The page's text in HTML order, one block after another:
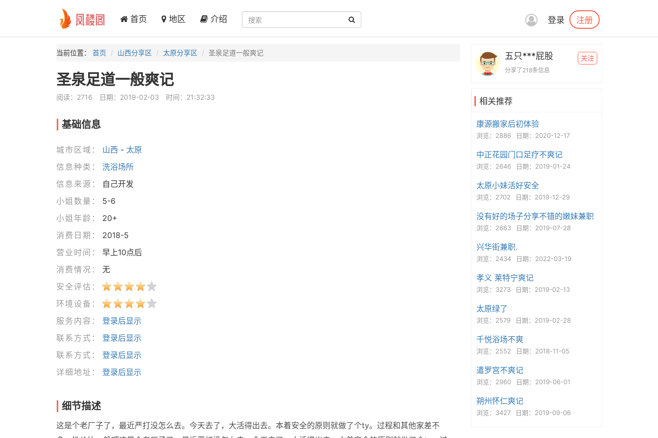
首页 地区 介绍 登录 注册
当前位置： 首页 山西分享区 太原分享区 圣泉足道一般爽记
圣泉足道一般爽记
阅读：2716 日期：2019-02-03 时间：21:32:33
基础信息
城市区域： 山西 - 太原
信息种类：
洗浴场所
信息来源：
自己开发
小姐数量：
5-6
小姐年龄：
20+
消费日期：
2018-5
营业时间：
早上10点后
消费情况：
无
安全评估：
环境设备：
服务内容：
登录后显示
联系方式：
登录后显示
联系方式：
登录后显示
详细地址：
登录后显示
细节描述
这是个老厂子了，最近严打没怎么去。今天去了，大活得出去。本着安全的原则就做了个ty。过程和其他家差不
五只***屁股
分享了218条信息
关注
相关推荐
康源搬家后初体验
浏览：2886 日期：2020-12-17
中正花园门口足疗不爽记
浏览：2646 日期：2019-01-24
太原小妹活好安全
浏览：2702 日期：2019-12-29
没有好的场子分享不错的嫩妹兼职
浏览：2663 日期：2019-07-28
兴华街兼职.
浏览：2434 日期：2022-03-19
孝义 莱特宁爽记
浏览：3273 日期：2019-02-13
太原绿了
浏览：2579 日期：2019-02-28
千悦浴场不爽
浏览：2552 日期：2018-11-05
遣罗宫不爽记
浏览：2960 日期：2019-06-01
朔州怀仁爽记
浏览：3427 日期：2019-09-06